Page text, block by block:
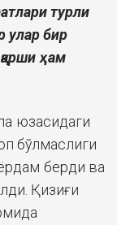
турли
улар бир
ҳам
юзасидаги
бўлмаслиги
берди ва
Қизиғи